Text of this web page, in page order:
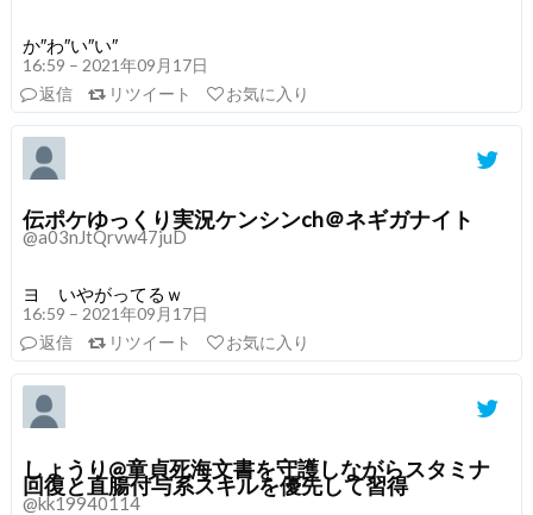
か″わ″い″い″
16:59 – 2021年09月17日
返信
リツイート お気に入り
伝ポケゆっくり実況ケンシンch＠ネギガナイト
@a03nJtQrvw47juD
ヨ いやがってるｗ
16:59 – 2021年09月17日
返信
リツイート お気に入り
しょうり@童貞死海文書を守護しながらスタミナ
回復と直腸付与系スキルを優先して習得
@kk19940114